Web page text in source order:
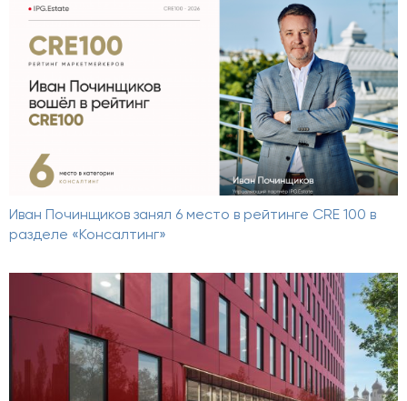
Иван Починщиков занял 6 место в рейтинге CRE 100 в
разделе «Консалтинг»